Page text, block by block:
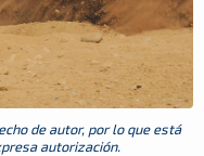
de autor, por lo que está
autorización.